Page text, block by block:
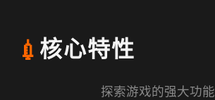
💉 核心特性
探索游戏的强大功能